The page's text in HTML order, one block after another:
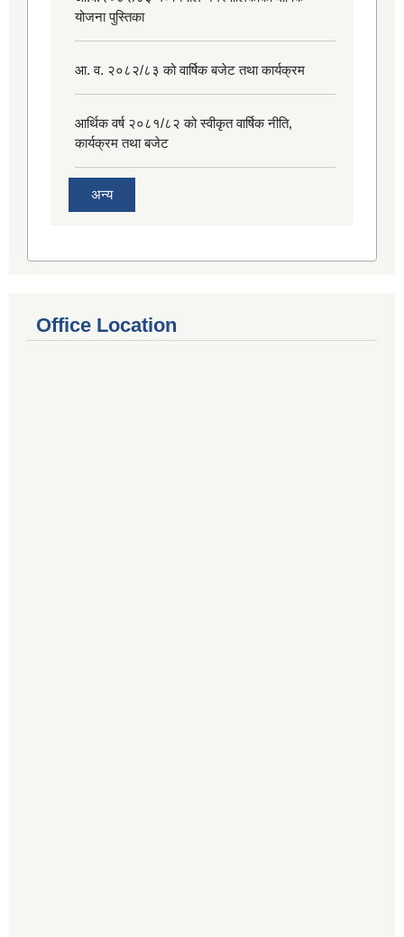
योजना पुस्तिका
आ. व. २०८२/८३ को वार्षिक बजेट तथा कार्यक्रम
आर्थिक वर्ष २०८१/८२ को स्वीकृत वार्षिक नीति,
कार्यक्रम तथा बजेट
अन्य
Office Location